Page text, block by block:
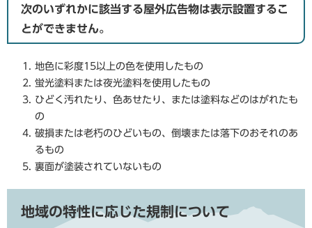
次のいずれかに該当する屋外広告物は表示設置するこ
とができません。
地色に彩度15以上の色を使用したもの
蛍光塗料または夜光塗料を使用したもの
ひどく汚れたり、色あせたり、または塗料などのはがれたも
の
破損または老朽のひどいもの、倒壊または落下のおそれのあ
るもの
裏面が塗装されていないもの
地域の特性に応じた規制について